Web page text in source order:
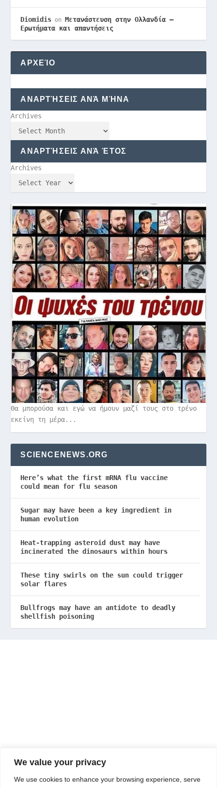
We value your privacy
We use cookies to enhance your browsing experience, serve
Diomidis on Μετανάστευση στην Ολλανδία –
Ερωτήματα και απαντήσεις
ΑΡΧΕΊΟ
ΑΝΑΡΤΉΣΕΙΣ ΑΝΆ ΜΉΝΑ
Archives
ΑΝΑΡΤΉΣΕΙΣ ΑΝΆ ΈΤΟΣ
Archives
Θα μπορούσα και εγώ να ήμουν μαζί τους στο τρένο
εκείνη τη μέρα...
SCIENCENEWS.ORG
Here’s what the first mRNA flu vaccine
could mean for flu season
Sugar may have been a key ingredient in
human evolution
Heat-trapping asteroid dust may have
incinerated the dinosaurs within hours
These tiny swirls on the sun could trigger
solar flares
Bullfrogs may have an antidote to deadly
shellfish poisoning